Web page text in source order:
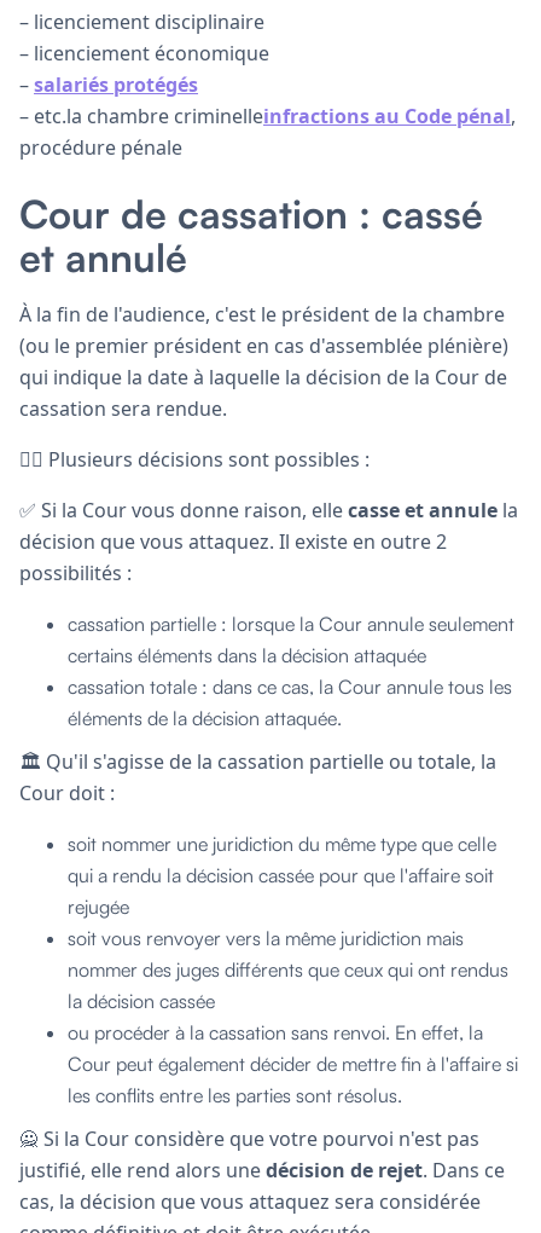
– licenciement disciplinaire
– licenciement économique
–salariés protégés
– etc.la chambre criminelleinfractions au Code pénal,
procédure pénale
Cour de cassation : cassé
et annulé
À la fin de l'audience, c'est le président de la chambre
(ou le premier président en cas d'assemblée plénière)
qui indique la date à laquelle la décision de la Cour de
cassation sera rendue.
👩‍⚖️ Plusieurs décisions sont possibles :
✅ Si la Cour vous donne raison, ellecasse et annule la
décision que vous attaquez. Il existe en outre 2
possibilités :
cassation partielle : lorsque la Cour annule seulement
certains éléments dans la décision attaquée
cassation totale : dans ce cas, la Cour annule tous les
éléments de la décision attaquée.
🏛️ Qu'il s'agisse de la cassation partielle ou totale, la
Cour doit :
soit nommer une juridiction du même type que celle
qui a rendu la décision cassée pour que l'affaire soit
rejugée
soit vous renvoyer vers la même juridiction mais
nommer des juges différents que ceux qui ont rendus
la décision cassée
ou procéder à la cassation sans renvoi. En effet, la
Cour peut également décider de mettre fin à l'affaire si
les conflits entre les parties sont résolus.
🙅 Si la Cour considère que votre pourvoi n'est pas
justifié, elle rend alors unedécision de rejet. Dans ce
cas, la décision que vous attaquez sera considérée